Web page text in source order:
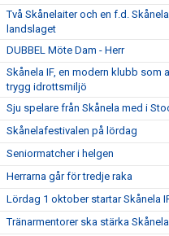
Två Skånelaiter och en f.d.
landslaget
DUBBEL Möte Dam - Herr
Skånela IF, en modern klubb som
trygg idrottsmiljö
Sju spelare från Skånela med i
Skånelafestivalen på lördag
Seniormatcher i helgen
Herrarna går för tredje raka
Lördag 1 oktober startar Skånela
Tränarmentorer ska stärka